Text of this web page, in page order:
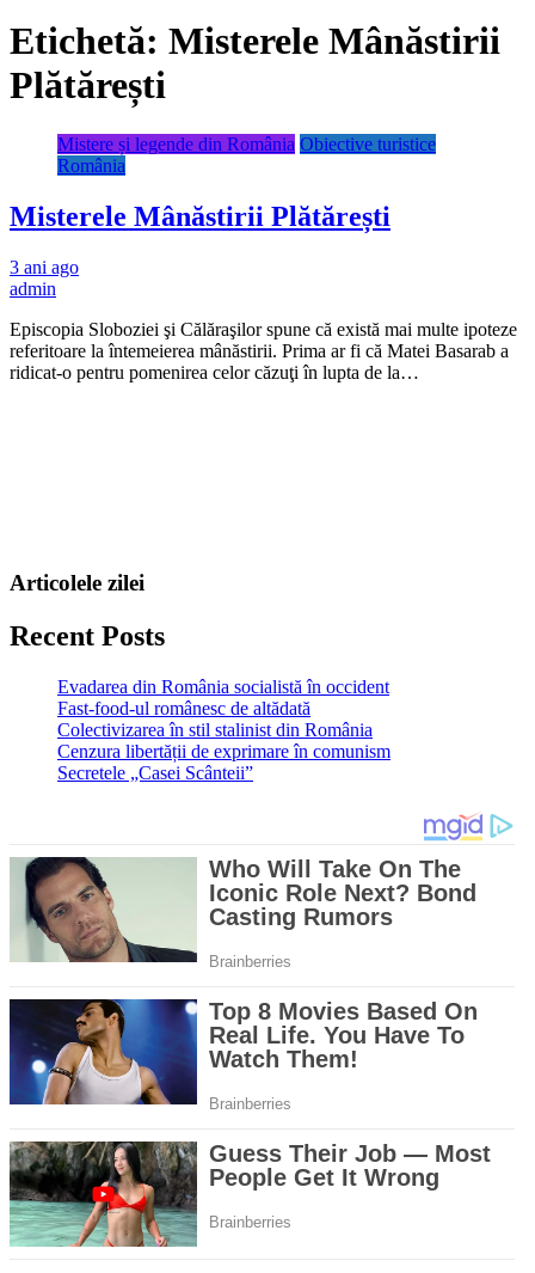
Etichetă: Misterele Mânăstirii
Plătărești
Mistere și legende din România Obiective turistice
România
Misterele Mânăstirii Plătărești
3 ani ago
admin
Episcopia Sloboziei şi Călăraşilor spune că există mai multe ipoteze
referitoare la întemeierea mânăstirii. Prima ar fi că Matei Basarab a
ridicat-o pentru pomenirea celor căzuţi în lupta de la…
Articolele zilei
Recent Posts
Evadarea din România socialistă în occident
Fast-food-ul românesc de altădată
Colectivizarea în stil stalinist din România
Cenzura libertății de exprimare în comunism
Secretele „Casei Scânteii”